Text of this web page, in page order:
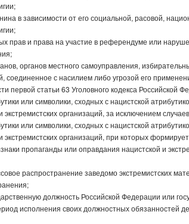
в зависимости от его социальной, расовой,
прав и права на участие в референдуме или
органов местного самоуправления,
с насилием либо угрозой его
первой статьи 63 Уголовного кодекса Российской
или символики, сходных с нацистской
организаций, за исключением случаев
или символики, сходных с нацистской
организаций, при которых
пропаганды или оправдания нацистской и
распространение заведомо экстремистских
должность Российской Федерации или
исполнения своих должностных обязанностей